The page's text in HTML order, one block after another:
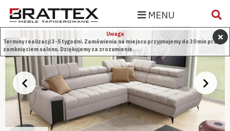
MENU
Uwaga
Terminy realizacji 3-5 tygodni. Zamówienia na miejscu przyjmujemy do 30 min przed
zamknięciem salonu. Dziękujemy za zrozumienie.